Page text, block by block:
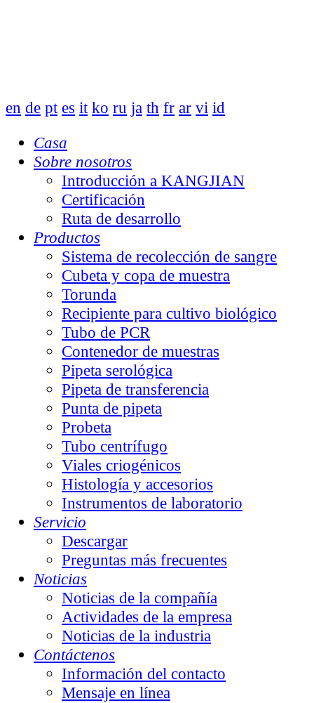
en de pt es it ko ru ja th fr ar vi id
Casa
Sobre nosotros
Introducción a KANGJIAN
Certificación
Ruta de desarrollo
Productos
Sistema de recolección de sangre
Cubeta y copa de muestra
Torunda
Recipiente para cultivo biológico
Tubo de PCR
Contenedor de muestras
Pipeta serológica
Pipeta de transferencia
Punta de pipeta
Probeta
Tubo centrífugo
Viales criogénicos
Histología y accesorios
Instrumentos de laboratorio
Servicio
Descargar
Preguntas más frecuentes
Noticias
Noticias de la compañía
Actividades de la empresa
Noticias de la industria
Contáctenos
Información del contacto
Mensaje en línea